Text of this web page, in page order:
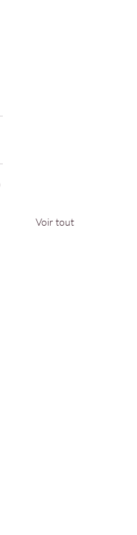
Voir tout